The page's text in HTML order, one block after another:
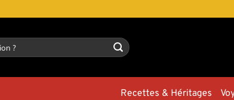
Recettes & Héritages